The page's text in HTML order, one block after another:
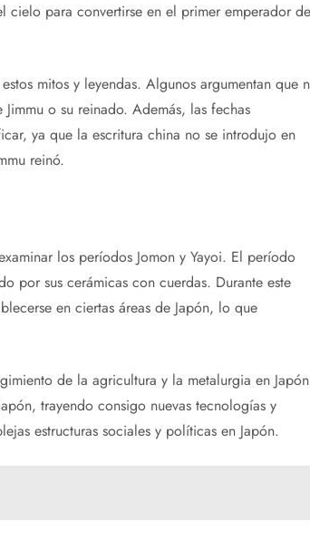
cielo para convertirse en el primer emperador de
mitos y leyendas. Algunos argumentan que
o su reinado. Además, las fechas
ya que la escritura china no se introdujo en
reinó.
los períodos Jomon y Yayoi. El período
sus cerámicas con cuerdas. Durante este
en ciertas áreas de Japón, lo que
de la agricultura y la metalurgia en
trayendo consigo nuevas tecnologías y
estructuras sociales y políticas en Japón.